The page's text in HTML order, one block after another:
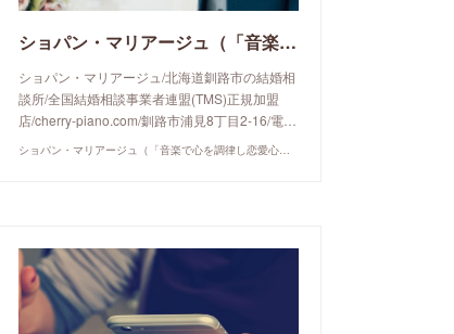
ショパン・マリアージュ（「音楽で心を調律し恋愛心理学でご縁を育てる」釧路市の結婚相談所）/ 全国結婚相談事業者連盟正規加盟店 / cherry-piano.com
ショパン・マリアージュ/北海道釧路市の結婚相
談所/全国結婚相談事業者連盟(TMS)正規加盟
店/cherry-piano.com/釧路市浦見8丁目2-16/電…
ショパン・マリアージュ（「音楽で心を調律し恋愛心理学でご縁を育てる」釧路市の結婚相談所）/ 全国結婚相談事業者連盟正規加盟店 / cherry-piano.com